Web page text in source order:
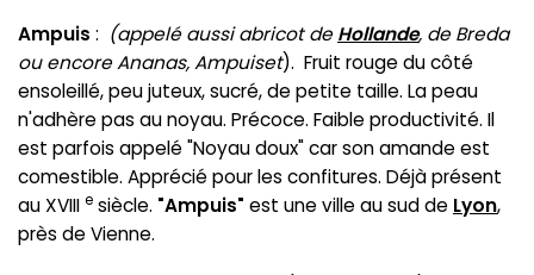
Ampuis : (appelé aussi abricot deHollande, de Breda
ou encore Ananas, Ampuiset). Fruit rouge du côté
ensoleillé, peu juteux, sucré, de petite taille. La peau
n'adhère pas au noyau. Précoce. Faible productivité. Il
est parfois appelé "Noyau doux" car son amande est
comestible. Apprécié pour les confitures. Déjà présent
au XVIII e siècle. "Ampuis" est une ville au sud de Lyon,
près de Vienne.